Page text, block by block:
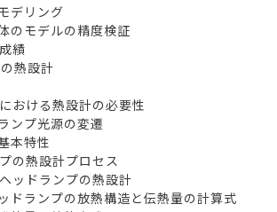
リング
モデルの精度検証
績
熱設計
ける熱設計の必要性
プ光源の変遷
特性
熱設計プロセス
ドランプの熱設計
ンプの放熱構造と伝熱量の計算式